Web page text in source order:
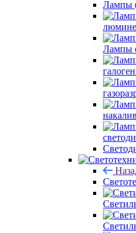
Лампы
Лампы